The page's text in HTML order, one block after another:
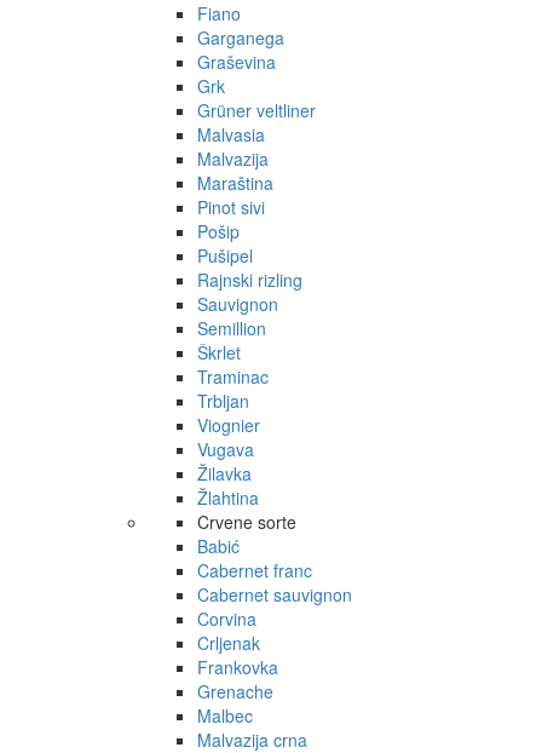
Fiano
Garganega
Graševina
Grk
Grüner veltliner
Malvasia
Malvazija
Maraština
Pinot sivi
Pošip
Pušipel
Rajnski rizling
Sauvignon
Semillion
Škrlet
Traminac
Trbljan
Viognier
Vugava
Žilavka
Žlahtina
Crvene sorte
Babić
Cabernet franc
Cabernet sauvignon
Corvina
Crljenak
Frankovka
Grenache
Malbec
Malvazija crna